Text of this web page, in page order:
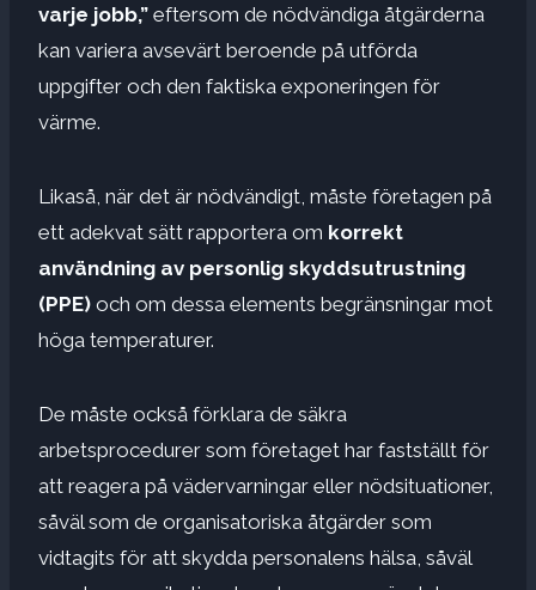
varje jobb,” eftersom de nödvändiga åtgärderna
kan variera avsevärt beroende på utförda
uppgifter och den faktiska exponeringen för
värme.
Likaså, när det är nödvändigt, måste företagen på
ett adekvat sätt rapportera om korrekt
användning av personlig skyddsutrustning
(PPE) och om dessa elements begränsningar mot
höga temperaturer.
De måste också förklara de säkra
arbetsprocedurer som företaget har fastställt för
att reagera på vädervarningar eller nödsituationer,
såväl som de organisatoriska åtgärder som
vidtagits för att skydda personalens hälsa, såväl